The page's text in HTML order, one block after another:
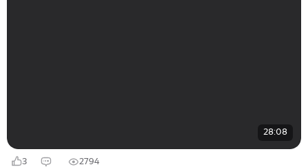
28:08
3 2794